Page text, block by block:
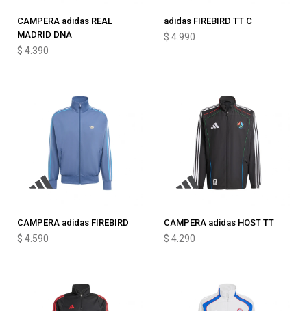
CAMPERA adidas REAL
MADRID DNA
$ 4.390
adidas FIREBIRD TT C
$ 4.990
CAMPERA adidas FIREBIRD
$ 4.590
CAMPERA adidas HOST TT
$ 4.290